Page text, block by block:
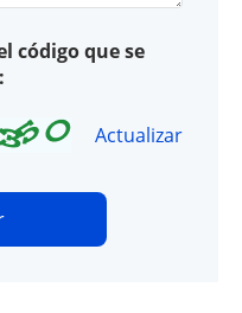
código que se
Actualizar